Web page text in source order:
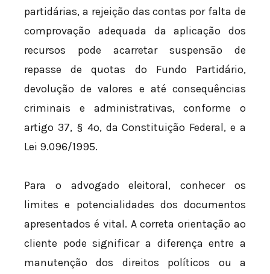
partidárias, a rejeição das contas por falta de
comprovação adequada da aplicação dos
recursos pode acarretar suspensão de
repasse de quotas do Fundo Partidário,
devolução de valores e até consequências
criminais e administrativas, conforme o
artigo 37, § 4º, da Constituição Federal, e a
Lei 9.096/1995.
Para o advogado eleitoral, conhecer os
limites e potencialidades dos documentos
apresentados é vital. A correta orientação ao
cliente pode significar a diferença entre a
manutenção dos direitos políticos ou a